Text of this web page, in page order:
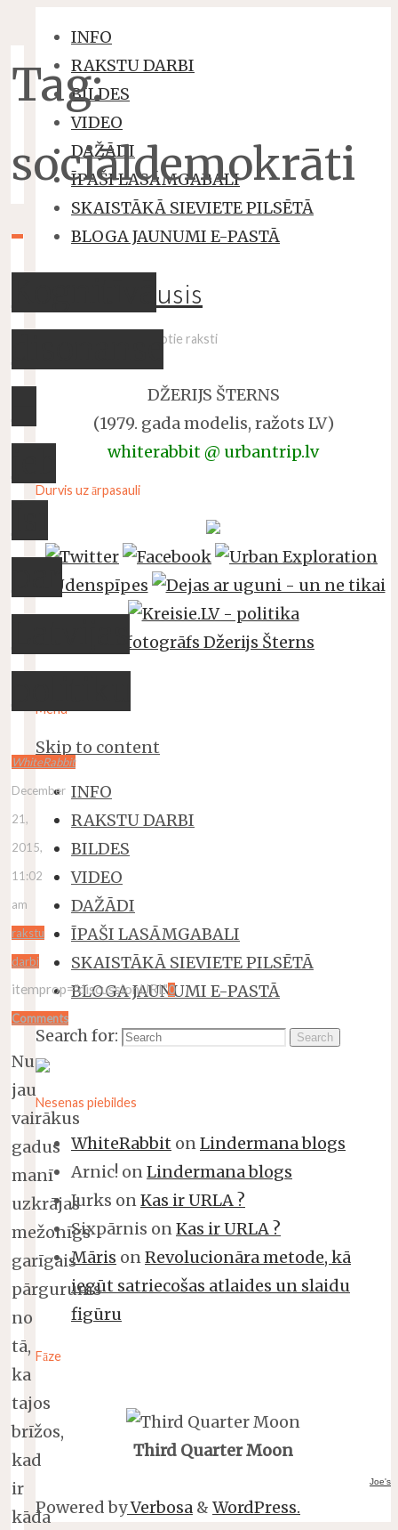
INFO
RAKSTU DARBI
BILDES
VIDEO
DAŽĀDI
ĪPAŠI LASĀMGABALI
SKAISTĀKĀ SIEVIETE PILSĒTĀ
BLOGA JAUNUMI E-PASTĀ
baltais trusis
un viņa savstarpēji kopotie raksti
DŽERIJS ŠTERNS
(1979. gada modelis, ražots LV)
whiterabbit @ urbantrip.lv
Durvis uz ārpasauli
Menu
Skip to content
INFO
RAKSTU DARBI
BILDES
VIDEO
DAŽĀDI
ĪPAŠI LASĀMGABALI
SKAISTĀKĀ SIEVIETE PILSĒTĀ
BLOGA JAUNUMI E-PASTĀ
Search for: Search
Nesenas piebildes
WhiteRabbit onLindermana blogs
Arnic! onLindermana blogs
Jurks onKas ir URLA ?
Sixpārnis onKas ir URLA ?
Māris onRevolucionāra metode, kā
iegūt satriecošas atlaides un slaidu
figūru
Fāze
Third Quarter Moon
Joe's
Powered byVerbosa & WordPress.
Tag:
sociāldemokrāti
WhiteRabbit
December
21,
2015,
11:02
am
rakstu
darbi
itemprop="discussionURL"0
Comments
Nu
jau
vairākus
gadus
manī
uzkrājas
mežonīgs
garīgais
pārgurums
no
tā,
ka
tajos
brīžos,
kad
ir
kāda